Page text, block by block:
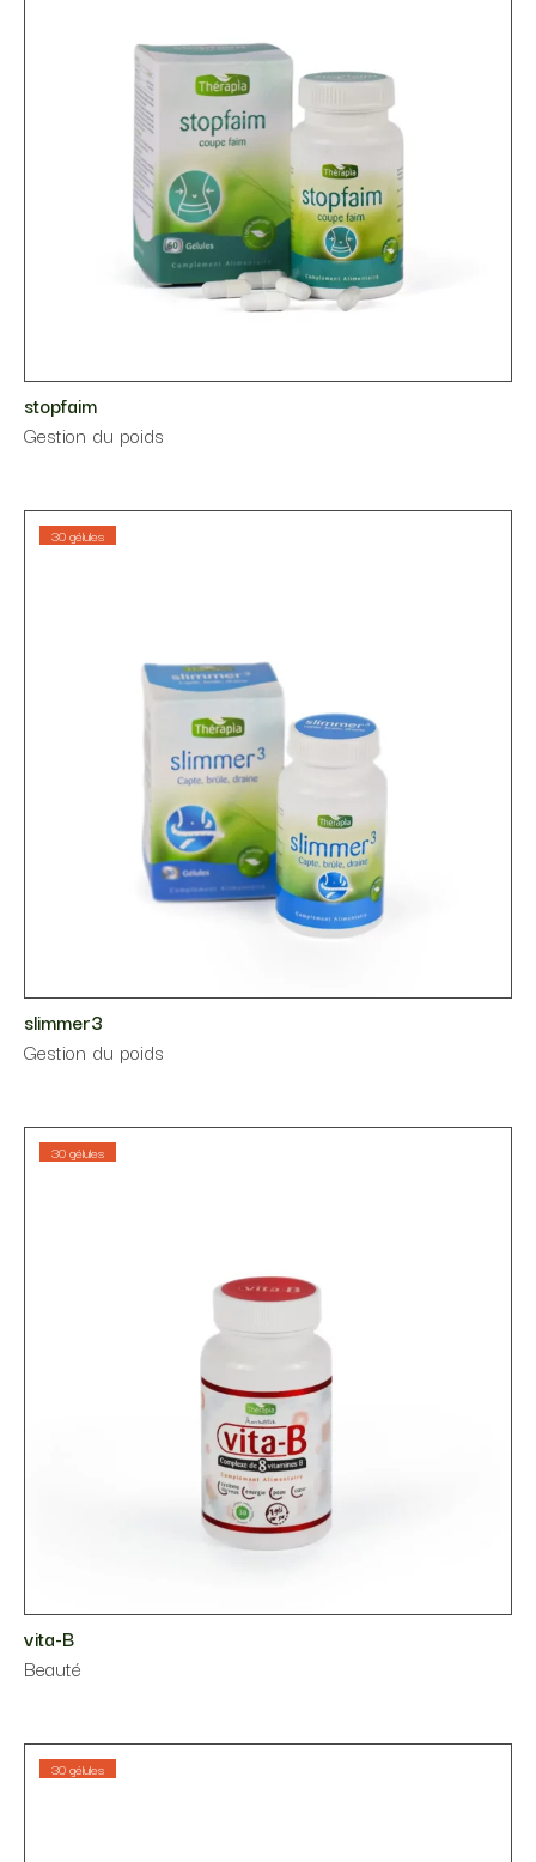
stopfaim
⁠Gestion du poids
30 gélules
slimmer3
⁠Gestion du poids
30 gélules
vita-B
Beauté
30 gélules